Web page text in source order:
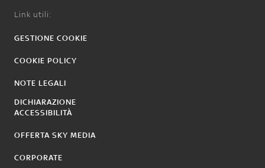
Link utili:
GESTIONE COOKIE
COOKIE POLICY
NOTE LEGALI
DICHIARAZIONE
ACCESSIBILITÀ
OFFERTA SKY MEDIA
CORPORATE